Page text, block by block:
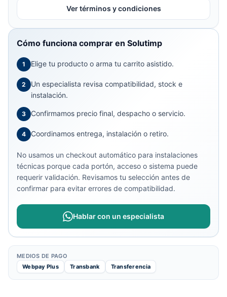
Ver términos y condiciones
Cómo funciona comprar en Solutimp
1 Elige tu producto o arma tu carrito asistido.
2
Un especialista revisa compatibilidad, stock e
instalación.
3 Confirmamos precio final, despacho o servicio.
4 Coordinamos entrega, instalación o retiro.
No usamos un checkout automático para instalaciones
técnicas porque cada portón, acceso o sistema puede
requerir validación. Revisamos tu selección antes de
confirmar para evitar errores de compatibilidad.
Hablar con un especialista
MEDIOS DE PAGO
Webpay Plus
Transbank Transferencia